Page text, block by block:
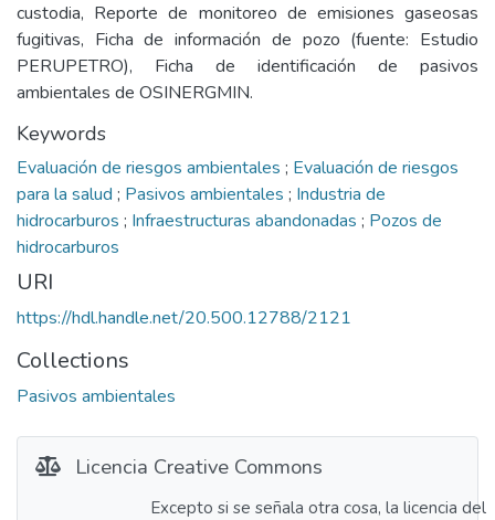
custodia, Reporte de monitoreo de emisiones gaseosas
fugitivas, Ficha de información de pozo (fuente: Estudio
PERUPETRO), Ficha de identificación de pasivos
ambientales de OSINERGMIN.
Keywords
Evaluación de riesgos ambientales ; Evaluación de riesgos
para la salud ; Pasivos ambientales ; Industria de
hidrocarburos ; Infraestructuras abandonadas ; Pozos de
hidrocarburos
URI
https://hdl.handle.net/20.500.12788/2121
Collections
Pasivos ambientales
Licencia Creative Commons
Excepto si se señala otra cosa, la licencia del